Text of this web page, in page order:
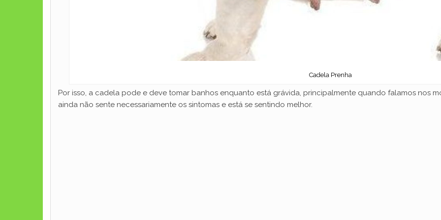
Cadela Prenha
Por isso, a cadela pode e deve tomar banhos enquanto está grávida, principalmente quando falamos nos
ainda não sente necessariamente os sintomas e está se sentindo melhor.